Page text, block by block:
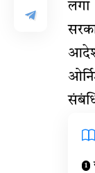
लगा